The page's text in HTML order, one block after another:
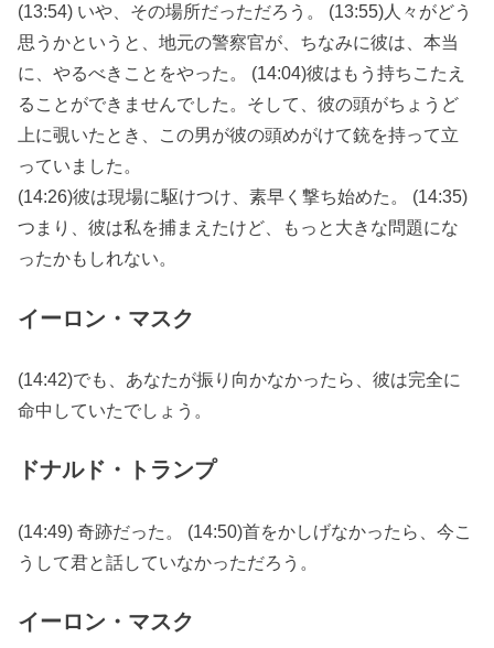
(13:54) いや、その場所だっただろう。 (13:55)人々がどう
思うかというと、地元の警察官が、ちなみに彼は、本当
に、やるべきことをやった。 (14:04)彼はもう持ちこたえ
ることができませんでした。そして、彼の頭がちょうど
上に覗いたとき、この男が彼の頭めがけて銃を持って立
っていました。
(14:26)彼は現場に駆けつけ、素早く撃ち始めた。 (14:35)
つまり、彼は私を捕まえたけど、もっと大きな問題にな
ったかもしれない。
イーロン・マスク
(14:42)でも、あなたが振り向かなかったら、彼は完全に
命中していたでしょう。
ドナルド・トランプ
(14:49) 奇跡だった。 (14:50)首をかしげなかったら、今こ
うして君と話していなかっただろう。
イーロン・マスク